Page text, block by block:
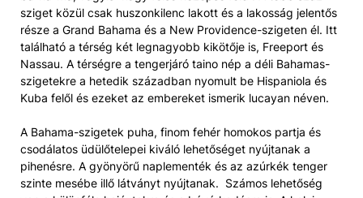
sziget közül csak huszonkilenc lakott és a lakosság jelentős
része a Grand Bahama és a New Providence-szigeten él. Itt
található a térség két legnagyobb kikötője is, Freeport és
Nassau. A térségre a tengerjáró taino nép a déli Bahamas-
szigetekre a hetedik században nyomult be Hispaniola és
Kuba felől és ezeket az embereket ismerik lucayan néven.
A Bahama-szigetek puha, finom fehér homokos partja és
csodálatos üdülőtelepei kiváló lehetőséget nyújtanak a
pihenésre. A gyönyörű naplementék és az azúrkék tenger
szinte mesébe illő látványt nyújtanak. Számos lehetőség